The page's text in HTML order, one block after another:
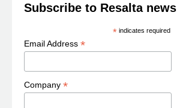
Subscribe to Resalta news
*indicates required
Email Address *
Company *